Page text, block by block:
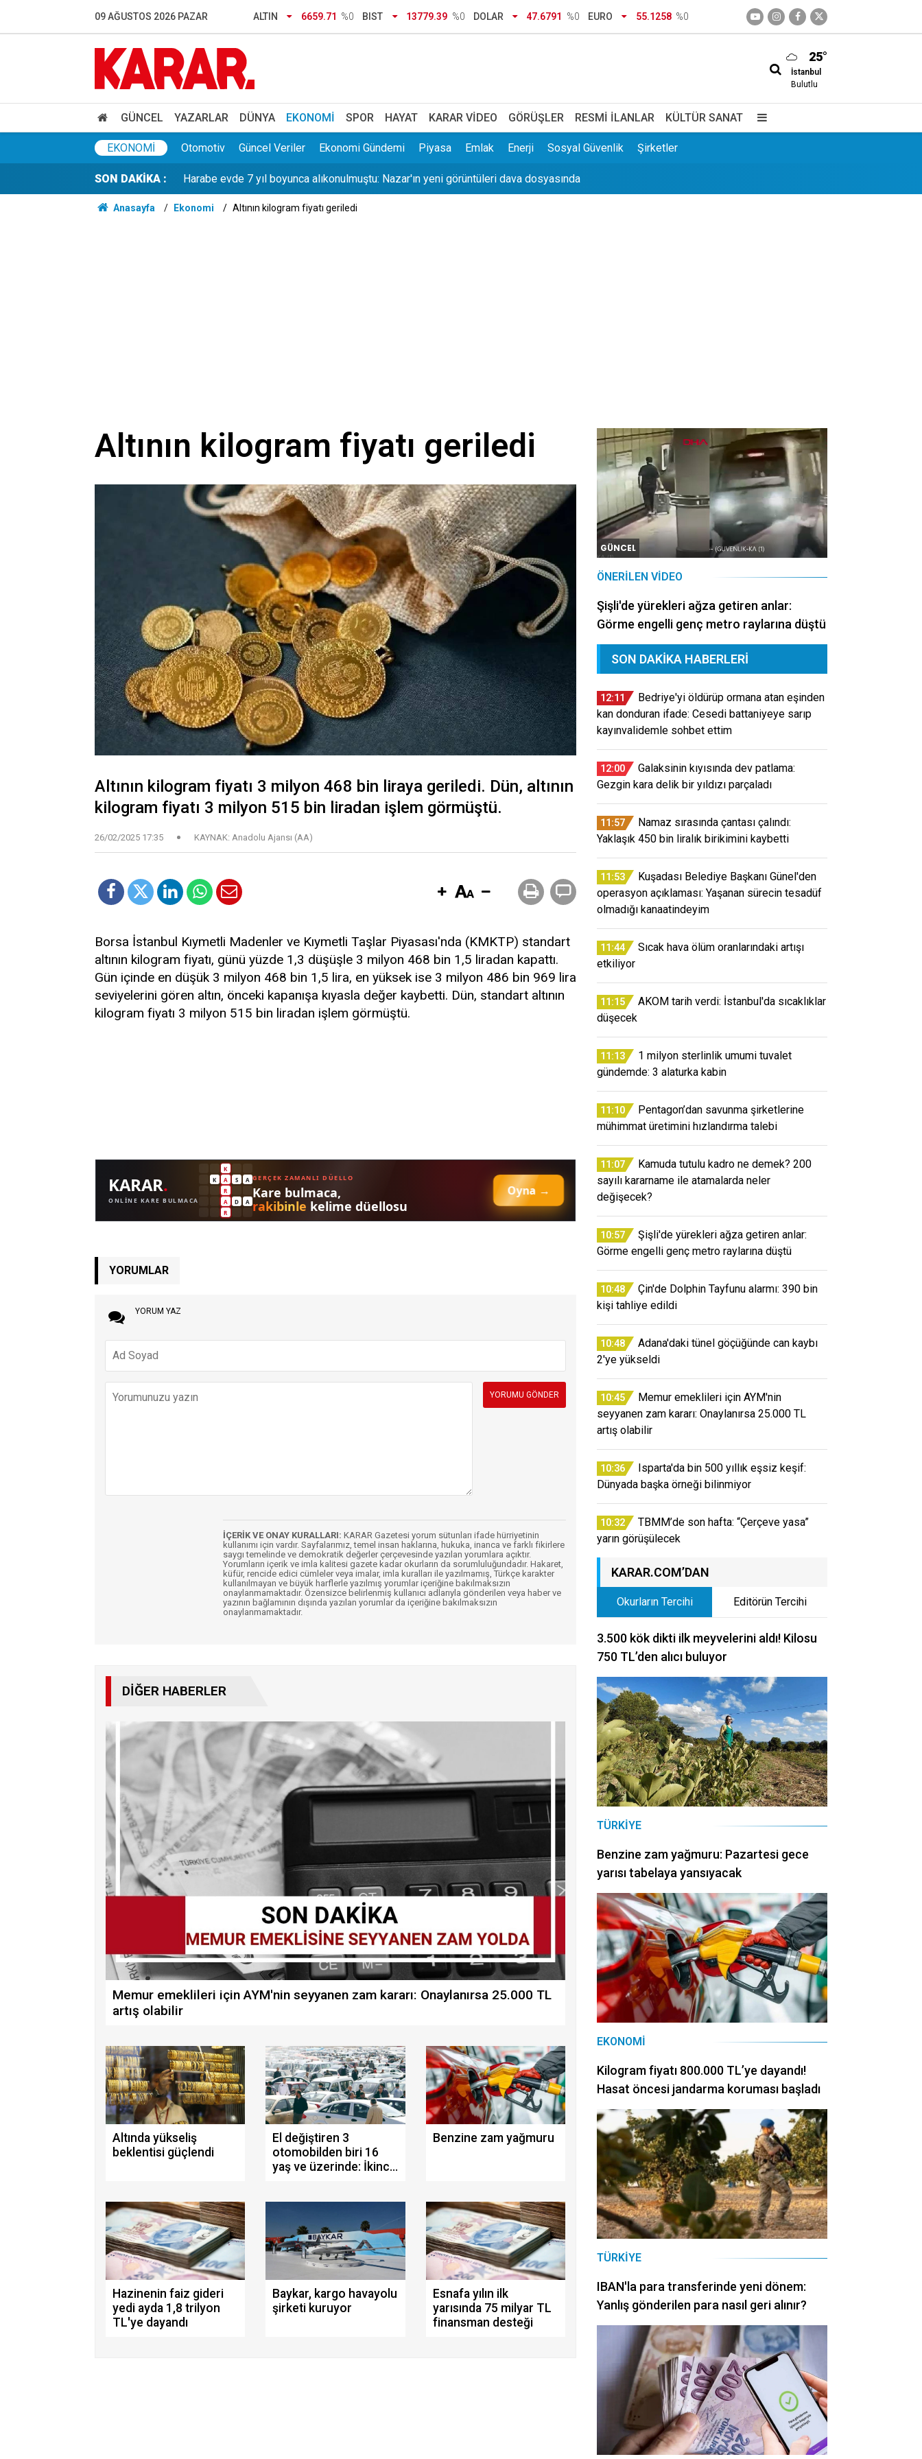
09 AĞUSTOS 2026 PAZAR ALTIN 6659.71 %0 BIST 13779.39 %0 DOLAR 47.6791 %0 EURO 55.1258 %0
25°
İstanbul
Bulutlu
GÜNCEL YAZARLAR DÜNYA EKONOMI SPOR HAYAT KARAR VIDEO GÖRÜŞLER RESMI İLANLAR KÜLTÜR SANAT
EKONOMI Otomotiv Güncel Veriler Ekonomi Gündemi Piyasa Emlak Enerji Sosyal Güvenlik Şirketler
SON DAKİKA :
Şişli'de yürekleri ağza getiren anlar: Görme engelli genç metro raylarına düştü
TBMM’de son hafta: “Çerçeve yasa” yarın görüşülecek
Harabe evde 7 yıl boyunca alıkonulmuştu: Nazar'ın yeni görüntüleri dava dosyasında
Öğrenci affı yürürlüğe girdi: 4 ay içinde başvuranlar okula dönebilecek
Beyoğlu'nda şüpheli ölüm! Komşuların koku ihbarı gerçeği ortaya çıkardı
Anasayfa Ekonomi Altının kilogram fiyatı geriledi
Altının kilogram fiyatı geriledi
Altının kilogram fiyatı 3 milyon 468 bin liraya geriledi. Dün, altının
kilogram fiyatı 3 milyon 515 bin liradan işlem görmüştü.
26/02/2025 17:35 KAYNAK: Anadolu Ajansı (AA)
Borsa İstanbul Kıymetli Madenler ve Kıymetli Taşlar Piyasası'nda (KMKTP) standart
altının kilogram fiyatı, günü yüzde 1,3 düşüşle 3 milyon 468 bin 1,5 liradan kapattı.
Gün içinde en düşük 3 milyon 468 bin 1,5 lira, en yüksek ise 3 milyon 486 bin 969 lira
seviyelerini gören altın, önceki kapanışa kıyasla değer kaybetti. Dün, standart altının
kilogram fiyatı 3 milyon 515 bin liradan işlem görmüştü.
YORUMLAR
YORUM YAZ
İÇERİK VE ONAY KURALLARI: KARAR Gazetesi yorum sütunları ifade hürriyetinin
kullanımı için vardır. Sayfalarımız, temel insan haklarına, hukuka, inanca ve farklı fikirlere
saygı temelinde ve demokratik değerler çerçevesinde yazılan yorumlara açıktır.
Yorumların içerik ve imla kalitesi gazete kadar okurların da sorumluluğundadır. Hakaret,
küfür, rencide edici cümleler veya imalar, imla kuralları ile yazılmamış, Türkçe karakter
kullanılmayan ve büyük harflerle yazılmış yorumlar içeriğine bakılmaksızın
onaylanmamaktadır. Özensizce belirlenmiş kullanıcı adlarıyla gönderilen veya haber ve
yazının bağlamının dışında yazılan yorumlar da içeriğine bakılmaksızın
onaylanmamaktadır.
DIĞER HABERLER
Memur emeklileri için AYM'nin seyyanen zam kararı: Onaylanırsa 25.000 TL
artış olabilir
Altında yükseliş
beklentisi güçlendi
El değiştiren 3
otomobilden biri 16
yaş ve üzerinde: İkinci
Benzine zam yağmuru
Hazinenin faiz gideri
yedi ayda 1,8 trilyon
TL'ye dayandı
Baykar, kargo havayolu
şirketi kuruyor
Esnafa yılın ilk
yarısında 75 milyar TL
finansman desteği
GÜNCEL
ÖNERILEN VIDEO
Şişli'de yürekleri ağza getiren anlar:
Görme engelli genç metro raylarına düştü
SON DAKIKA HABERLERI
12:11
Bedriye'yi öldürüp ormana atan eşinden
kan donduran ifade: Cesedi battaniyeye sarıp
kayınvalidemle sohbet ettim
12:00
Galaksinin kıyısında dev patlama:
Gezgin kara delik bir yıldızı parçaladı
11:57
Namaz sırasında çantası çalındı:
Yaklaşık 450 bin liralık birikimini kaybetti
11:53
Kuşadası Belediye Başkanı Günel'den
operasyon açıklaması: Yaşanan sürecin tesadüf
olmadığı kanaatindeyim
11:44
Sıcak hava ölüm oranlarındaki artışı
etkiliyor
11:15
AKOM tarih verdi: İstanbul'da sıcaklıklar
düşecek
11:13
1 milyon sterlinlik umumi tuvalet
gündemde: 3 alaturka kabin
11:10
Pentagon’dan savunma şirketlerine
mühimmat üretimini hızlandırma talebi
11:07
Kamuda tutulu kadro ne demek? 200
sayılı kararname ile atamalarda neler
değişecek?
10:57
Şişli'de yürekleri ağza getiren anlar:
Görme engelli genç metro raylarına düştü
10:48
Çin'de Dolphin Tayfunu alarmı: 390 bin
kişi tahliye edildi
10:48
Adana'daki tünel göçüğünde can kaybı
2'ye yükseldi
10:45
Memur emeklileri için AYM'nin
seyyanen zam kararı: Onaylanırsa 25.000 TL
artış olabilir
10:36
Isparta'da bin 500 yıllık eşsiz keşif:
Dünyada başka örneği bilinmiyor
10:32
TBMM’de son hafta: “Çerçeve yasa”
yarın görüşülecek
KARAR.COM’DAN
Okurların Tercihi Editörün Tercihi
3.500 kök dikti ilk meyvelerini aldı! Kilosu
750 TL’den alıcı buluyor
TÜRKIYE
Benzine zam yağmuru: Pazartesi gece
yarısı tabelaya yansıyacak
EKONOMI
Kilogram fiyatı 800.000 TL’ye dayandı!
Hasat öncesi jandarma koruması başladı
TÜRKIYE
IBAN'la para transferinde yeni dönem:
Yanlış gönderilen para nasıl geri alınır?